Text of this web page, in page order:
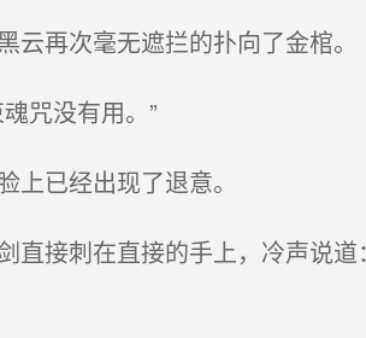
再次毫无遮拦的扑向了金棺。
咒没有用。”
已经出现了退意。
接刺在直接的手上，冷声说